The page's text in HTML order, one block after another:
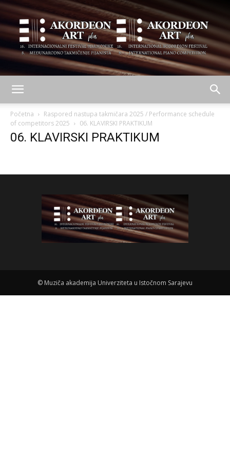
ART
Početna
Raspored nastupa takmičara 2025 / Performance schedule
of competitors 2025
06. KLAVIRSKI PRAKTIKUM
06. KLAVIRSKI PRAKTIKUM
© Muziča akademija Univerziteta u Istočnom Sarajevu